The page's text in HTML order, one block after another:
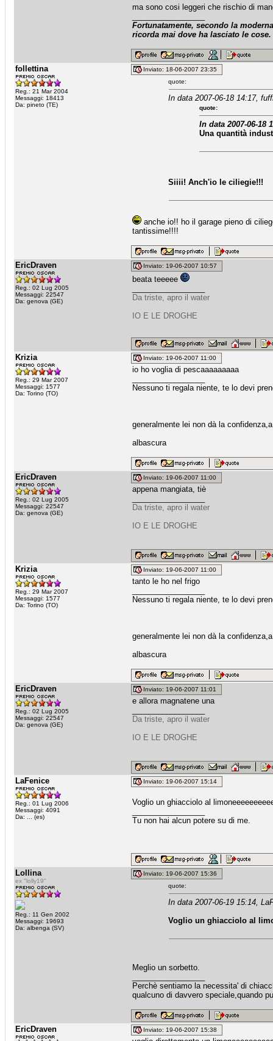
ma sono cosi leggeri che rischio di
Fortunatamente, secondo la
ricorda mai dove ha lasciato le cose.
follettina
Reg.: 21 Mar 2004
Messaggi: 18413
Da: pineto (TE)
Inviato: 18-06-2007 23:35
quote:
In data 2007-06-18 14:17,
quote:
In data 2007-06-18
Una quantità
Siiii! Anch'io le ciliegie!!!
anche io!! ho il garage pieno di
tantissime!!!!
EricDraven
Reg.: 02 Lug 2005
Messaggi: 22547
Da: genova (GE)
Inviato: 19-06-2007 10:57
beata teeeee
Da triste, apro il water
IO E LE DROGHE
Krizia
Reg.: 29 Mar 2007
Messaggi: 1577
Da: Torino (TO)
Inviato: 19-06-2007 11:00
io ho voglia di pescaaaaaaaaa
Nessuno ti regala niente, te lo devi
generalmente lei non dà la
albascura
EricDraven
Reg.: 02 Lug 2005
Messaggi: 22547
Da: genova (GE)
Inviato: 19-06-2007 11:00
appena mangiata, tiè
Da triste, apro il water
IO E LE DROGHE
Krizia
Reg.: 29 Mar 2007
Messaggi: 1577
Da: Torino (TO)
Inviato: 19-06-2007 11:00
tanto le ho nel frigo
Nessuno ti regala niente, te lo devi
generalmente lei non dà la
albascura
EricDraven
Reg.: 02 Lug 2005
Messaggi: 22547
Da: genova (GE)
Inviato: 19-06-2007 11:01
e allora magnatene una
Da triste, apro il water
IO E LE DROGHE
LaFenice
Reg.: 01 Lug 2006
Messaggi: 4091
Da: ... (es)
Inviato: 19-06-2007 15:14
Voglio un ghiacciolo al
Tu non hai alcun potere su di me.
Lollina
ex "lolly19"
Reg.: 11 Gen 2002
Messaggi: 19693
Da: albenga (SV)
Inviato: 19-06-2007 15:36
quote:
In data 2007-06-19 15:14,
Voglio un ghiacciolo al
Meglio un sorbetto.
Perchè sentiamo la necessita' di
qualcuno di davvero speciale,quando
EricDraven Inviato: 19-06-2007 15:38